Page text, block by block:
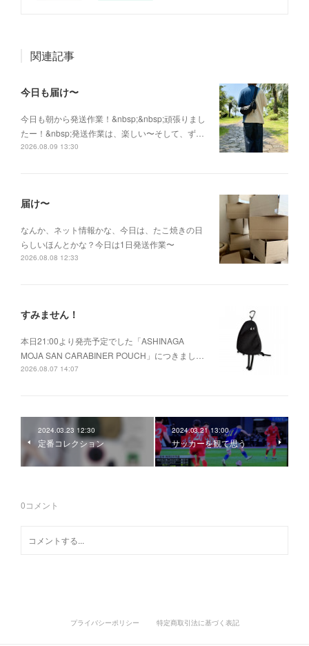
関連記事
今日も届け〜
今日も朝から発送作業！&nbsp;&nbsp;頑張りまし
たー！&nbsp;発送作業は、楽しい〜そして、ず…
2026.08.09 13:30
届け〜
なんか、ネット情報かな、今日は、たこ焼きの日
らしいほんとかな？今日は1日発送作業〜
2026.08.08 12:33
すみません！
本日21:00より発売予定でした「ASHINAGA
MOJA SAN CARABINER POUCH」につきまし…
2026.08.07 14:07
2024.03.23 12:30
定番コレクション
2024.03.21 13:00
サッカーを観て思う
0コメント
プライバシーポリシー 特定商取引法に基づく表記